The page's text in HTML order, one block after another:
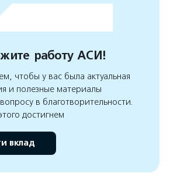
работу АСИ!
чтобы у вас была актуальная
и полезные материалы
в благотворительности.
достигнем
вклад